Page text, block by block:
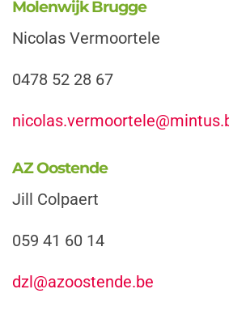
Molenwijk Brugge
Nicolas Vermoortele
0478 52 28 67
AZ Oostende
Jill Colpaert
059 41 60 14
dzl@azoostende.be